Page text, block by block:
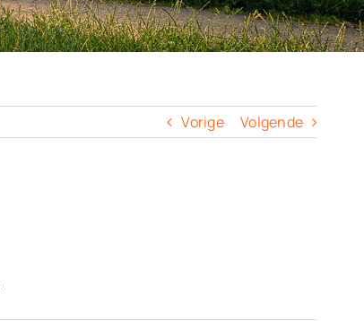
Vorige Volgende